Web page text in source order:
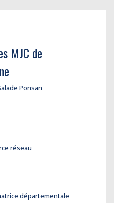
MJC de
Ponsan
réseau
départementale